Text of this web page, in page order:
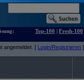
Top-100 | Fresh-100
angemeldet. [ Login/Registrieren ]